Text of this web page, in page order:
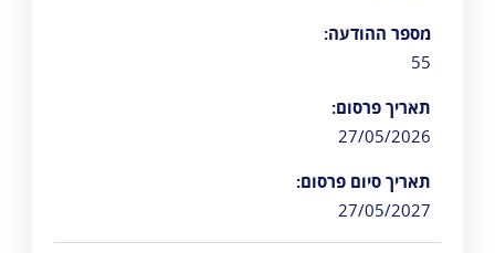
מספר ההודעה:
55
תאריך פרסום:
27/05/2026
תאריך סיום פרסום:
27/05/2027